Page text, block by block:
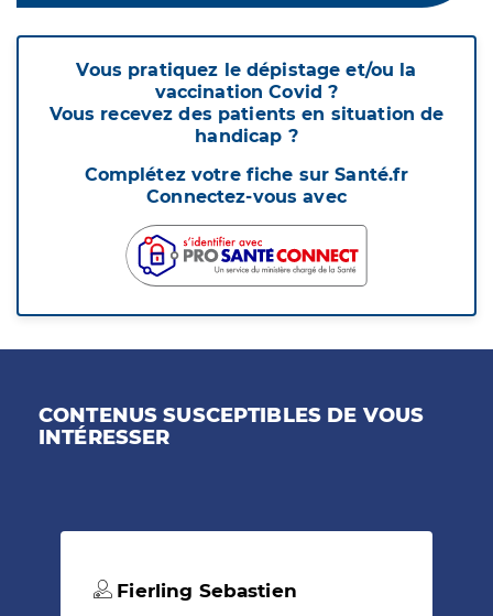
Vous pratiquez le dépistage et/ou la
vaccination Covid ?
Vous recevez des patients en situation de
handicap ?
Complétez votre fiche sur Santé.fr
Connectez-vous avec
CONTENUS SUSCEPTIBLES DE VOUS
INTÉRESSER
Fierling Sebastien